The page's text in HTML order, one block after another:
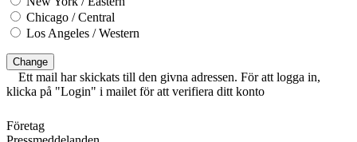
Chicago / Central
Los Angeles / Western
Change
Ett mail har skickats till den givna adressen. För att logga in,
klicka på "Login" i mailet för att verifiera ditt konto
Företag